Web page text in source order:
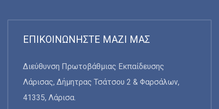
ΕΠΙΚΟΙΝΩΝΉΣΤΕ ΜΑΖΊ ΜΑΣ
Διεύθυνση Πρωτοβάθμιας Εκπαίδευσης
Λάρισας, Δήμητρας Τσάτσου 2 & Φαρσάλων,
41335, Λάρισα.